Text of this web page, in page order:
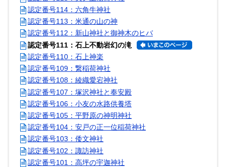
認定番号114：六角牛神社
認定番号113：米通の山の神
認定番号112：新山神社と御神木のヒバ
認定番号111：石上不動岩幻の滝
認定番号110：石上神楽
認定番号109：繋稲荷神社
認定番号108：綾織愛宕神社
認定番号107：塚沢神社と奉安殿
認定番号106：小友の水路供養塔
認定番号105：平野原の神明神社
認定番号104：安戸の正一位稲荷神社
認定番号103：倭文神社
認定番号102：諏訪神社
認定番号101：高坪の宇迦神社